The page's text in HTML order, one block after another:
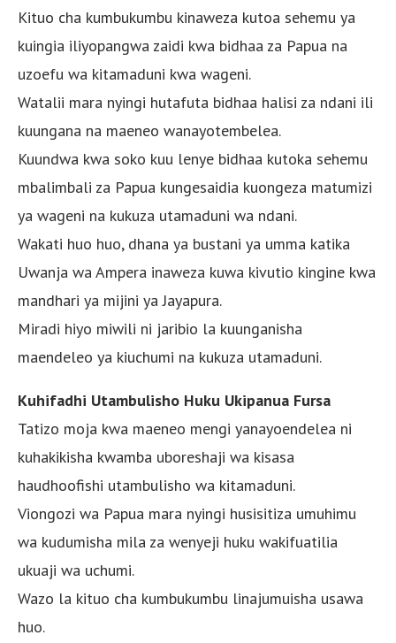
Kituo cha kumbukumbu kinaweza kutoa sehemu ya
kuingia iliyopangwa zaidi kwa bidhaa za Papua na
uzoefu wa kitamaduni kwa wageni.
Watalii mara nyingi hutafuta bidhaa halisi za ndani ili
kuungana na maeneo wanayotembelea.
Kuundwa kwa soko kuu lenye bidhaa kutoka sehemu
mbalimbali za Papua kungesaidia kuongeza matumizi
ya wageni na kukuza utamaduni wa ndani.
Wakati huo huo, dhana ya bustani ya umma katika
Uwanja wa Ampera inaweza kuwa kivutio kingine kwa
mandhari ya mijini ya Jayapura.
Miradi hiyo miwili ni jaribio la kuunganisha
maendeleo ya kiuchumi na kukuza utamaduni.
Kuhifadhi Utambulisho Huku Ukipanua Fursa
Tatizo moja kwa maeneo mengi yanayoendelea ni
kuhakikisha kwamba uboreshaji wa kisasa
haudhoofishi utambulisho wa kitamaduni.
Viongozi wa Papua mara nyingi husisitiza umuhimu
wa kudumisha mila za wenyeji huku wakifuatilia
ukuaji wa uchumi.
Wazo la kituo cha kumbukumbu linajumuisha usawa
huo.